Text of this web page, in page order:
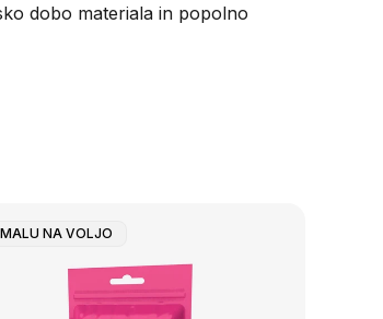
dobo materiala in popolno
NA VOLJO